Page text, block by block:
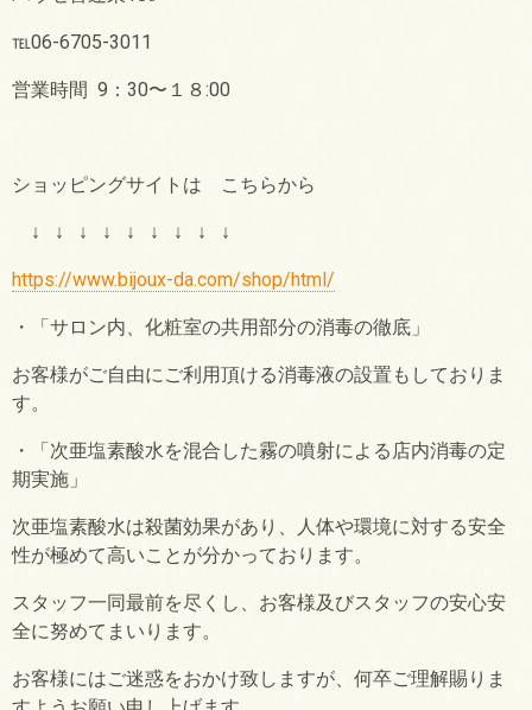
℡06-6705-3011
営業時間 9 ： 30〜１８:00
ショッピングサイトは こちらから
↓ ↓ ↓ ↓ ↓ ↓ ↓ ↓ ↓
https://www.bijoux-da.com/shop/html/
・「サロン内、化粧室の共用部分の消毒の徹底」
お客様がご自由にご利用頂ける消毒液の設置もしておりま
す。
・「次亜塩素酸水を混合した霧の噴射による店内消毒の定
期実施」
次亜塩素酸水は殺菌効果があり、人体や環境に対する安全
性が極めて高いことが分かっております。
スタッフ一同最前を尽くし、お客様及びスタッフの安心安
全に努めてまいります。
お客様にはご迷惑をおかけ致しますが、何卒ご理解賜りま